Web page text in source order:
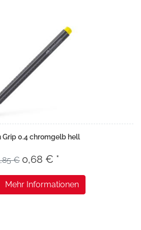
Grip 0.4 chromgelb hell
€ 0,68 € *
Mehr Informationen